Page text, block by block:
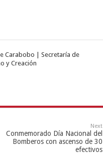
Carabobo | Secretaría de
y Creación
Next
Conmemorado Día Nacional del
Bomberos con ascenso de 30
efectivos